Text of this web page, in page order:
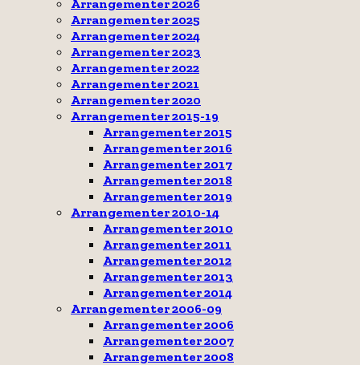
Arrangementer 2026
Arrangementer 2025
Arrangementer 2024
Arrangementer 2023
Arrangementer 2022
Arrangementer 2021
Arrangementer 2020
Arrangementer 2015-19
Arrangementer 2015
Arrangementer 2016
Arrangementer 2017
Arrangementer 2018
Arrangementer 2019
Arrangementer 2010-14
Arrangementer 2010
Arrangementer 2011
Arrangementer 2012
Arrangementer 2013
Arrangementer 2014
Arrangementer 2006-09
Arrangementer 2006
Arrangementer 2007
Arrangementer 2008